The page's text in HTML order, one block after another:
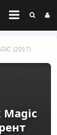
(2017)
Magic